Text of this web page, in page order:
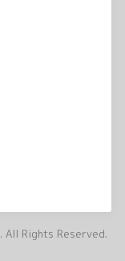
. All Rights Reserved.